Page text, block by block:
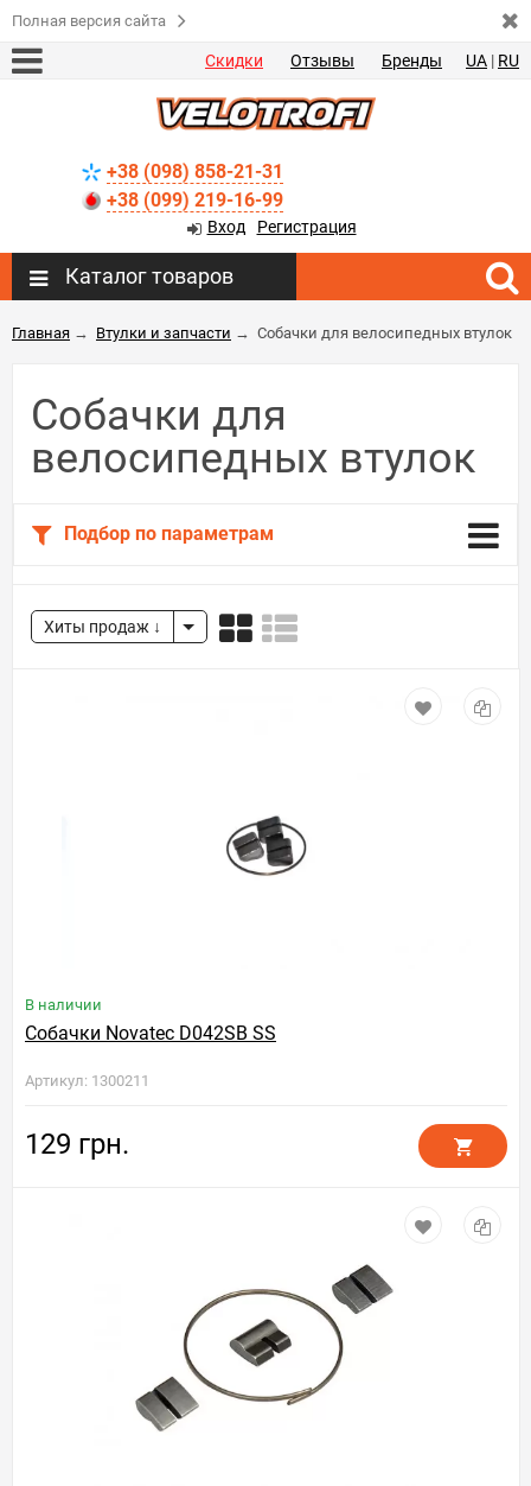
Полная версия сайта
Скидки Отзывы Бренды UA | RU
+38 (098) 858-21-31
+38 (099) 219-16-99
Вход Регистрация
Каталог товаров
Главная → Втулки и запчасти → Собачки для велосипедных втулок
Собачки для
велосипедных втулок
Подбор по параметрам
Хиты продаж
В наличии
Собачки Novatec D042SB SS
Артикул: 1300211
129 грн.